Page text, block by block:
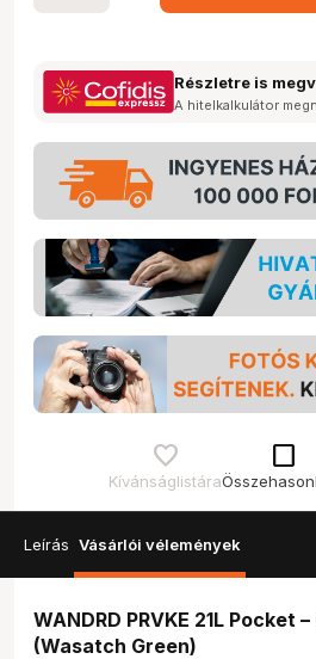
Részletre is
A hitelkalkulátor
Kívánságlistára
check_box_outline_blank
Leírás Vásárlói vélemények
WANDRD PRVKE 21L Pocket
(Wasatch Green)